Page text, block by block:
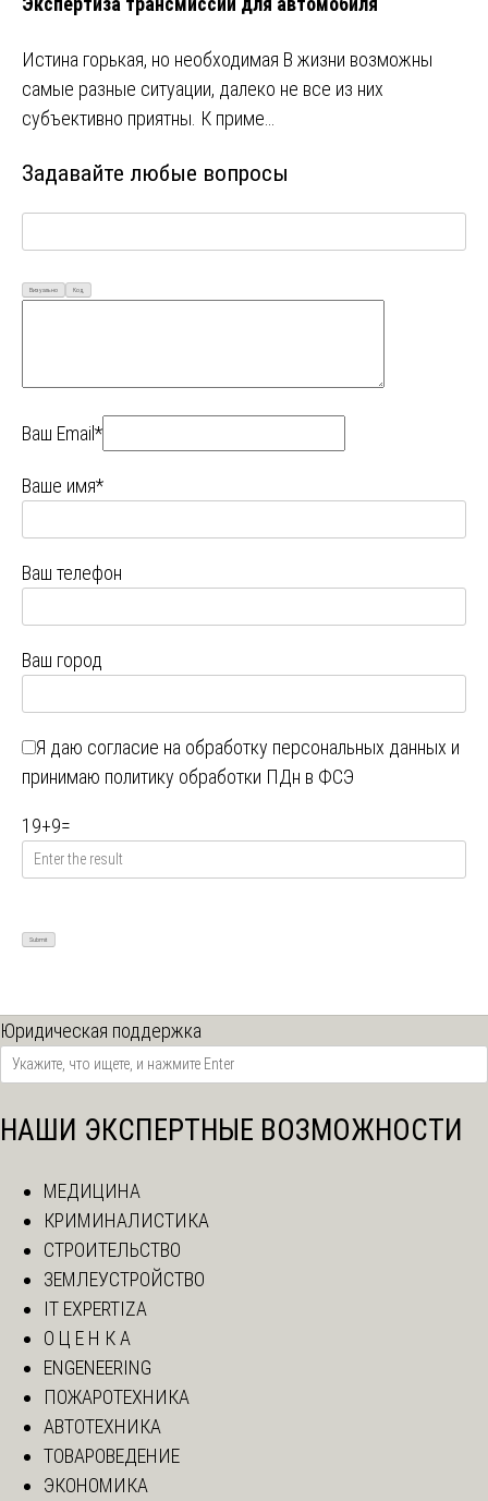
Истина горькая, но необходимая В жизни возможны
самые разные ситуации, далеко не все из них
субъективно приятны. К приме…
Задавайте любые вопросы
Визуально Код
Ваш Email*
Ваше имя*
Ваш телефон
Ваш город
Я даю согласие на обработку персональных данных и
принимаю политику обработки ПДн в ФСЭ
19+9=
Юридическая поддержка
НАШИ ЭКСПЕРТНЫЕ ВОЗМОЖНОСТИ
МЕДИЦИНА
КРИМИНАЛИСТИКА
СТРОИТЕЛЬСТВО
ЗЕМЛЕУСТРОЙСТВО
IT EXPERTIZA
О Ц Е Н К А
ENGENEERING
ПОЖАРОТЕХНИКА
АВТОТЕХНИКА
ТОВАРОВЕДЕНИЕ
ЭКОНОМИКА